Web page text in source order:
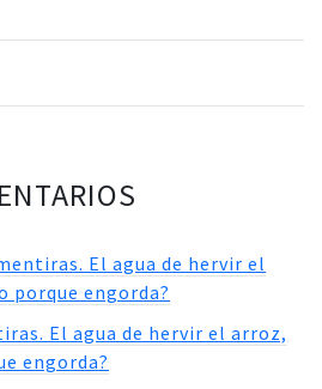
El agua de hervir el
porque engorda?
El agua de hervir el arroz,
engorda?